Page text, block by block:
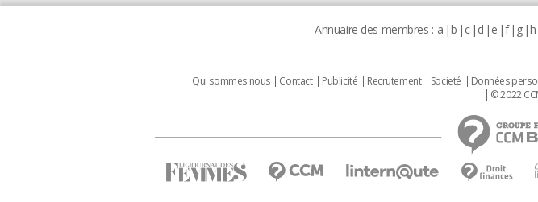
Annuaire des membres : a b c d e f g h
Qui sommes nous Contact Publicité Recrutement Societé Données
© 2022